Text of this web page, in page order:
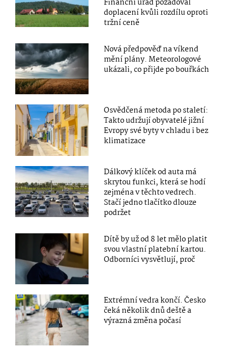
Finanční úřad požadoval
doplacení kvůli rozdílu oproti
tržní ceně
Nová předpověď na víkend
mění plány. Meteorologové
ukázali, co přijde po bouřkách
Osvědčená metoda po staletí:
Takto udržují obyvatelé jižní
Evropy své byty v chladu i bez
klimatizace
Dálkový klíček od auta má
skrytou funkci, která se hodí
zejména v těchto vedrech.
Stačí jedno tlačítko dlouze
podržet
Dítě by už od 8 let mělo platit
svou vlastní platební kartou.
Odborníci vysvětlují, proč
Extrémní vedra končí. Česko
čeká několik dnů deště a
výrazná změna počasí